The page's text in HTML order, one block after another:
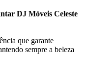
DJ Móveis Celeste
que garante
sempre a beleza